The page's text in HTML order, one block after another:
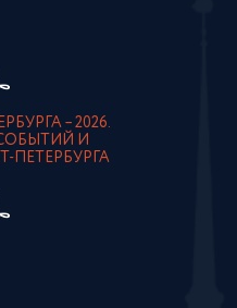
– 2026.
И
ПЕТЕРБУРГА